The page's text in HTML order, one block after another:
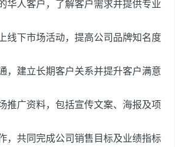
华人客户，了解客户需求并提供专业
线下市场活动，提高公司品牌知名度
，建立长期客户关系并提升客户满意
推广资料，包括宣传文案、海报及项
，共同完成公司销售目标及业绩指标